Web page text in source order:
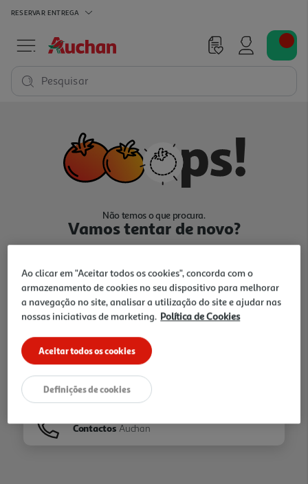
RESERVAR ENTREGA
Pesquisar
Não temos o que procura.
Vamos tentar de novo?
Ir para Homepage
Folhetos
Contactos Auchan
Ao clicar em "Aceitar todos os cookies", concorda com o
armazenamento de cookies no seu dispositivo para melhorar
a navegação no site, analisar a utilização do site e ajudar nas
nossas iniciativas de marketing. Política de Cookies
Aceitar todos os cookies
Definições de cookies